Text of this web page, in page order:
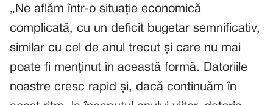
„Ne aflăm într-o situație economică
complicată, cu un deficit bugetar semnificativ,
similar cu cel de anul trecut și care nu mai
poate fi menținut în această formă. Datoriile
noastre cresc rapid și, dacă continuăm în